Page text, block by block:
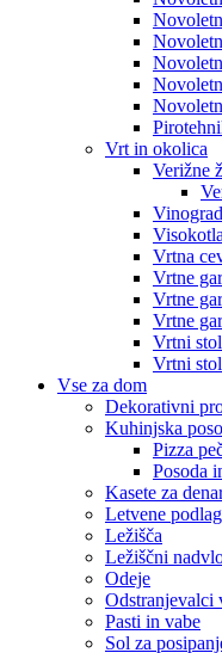
Vrt in okolica
Verižne
Vrtna
Vrtne
Vrtne
Vrtne
Vrtni
Vrtni
Vse za dom
Dekorativni
Kuhinjska
Pizza
Posoda
Kasete za
Letvene
Ležišča
Ležiščni
Odeje
Odstranjevalci
Pasti in vabe
Sol za